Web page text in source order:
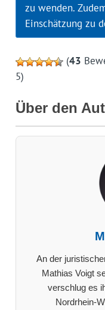
zu wenden.
Einschätzung zu
(43
5)
Über den
An der
Mathias Voigt
verschlug es
Nordrhein-